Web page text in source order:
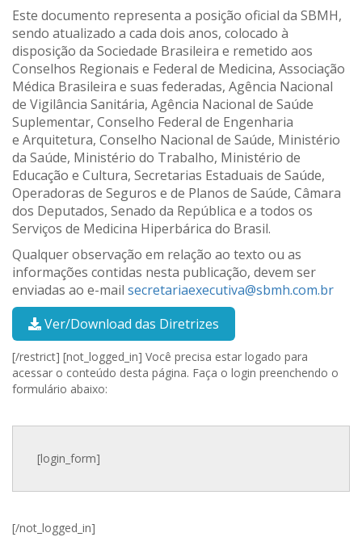
Este documento representa a posição oficial da SBMH,
sendo atualizado a cada dois anos, colocado à
disposição da Sociedade Brasileira e remetido aos
Conselhos Regionais e Federal de Medicina, Associação
Médica Brasileira e suas federadas, Agência Nacional
de Vigilância Sanitária, Agência Nacional de Saúde
Suplementar, Conselho Federal de Engenharia
e Arquitetura, Conselho Nacional de Saúde, Ministério
da Saúde, Ministério do Trabalho, Ministério de
Educação e Cultura, Secretarias Estaduais de Saúde,
Operadoras de Seguros e de Planos de Saúde, Câmara
dos Deputados, Senado da República e a todos os
Serviços de Medicina Hiperbárica do Brasil.
Qualquer observação em relação ao texto ou as
informações contidas nesta publicação, devem ser
enviadas ao e-mail secretariaexecutiva@sbmh.com.br
Ver/Download das Diretrizes
[/restrict] [not_logged_in] Você precisa estar logado para
acessar o conteúdo desta página. Faça o login preenchendo o
formulário abaixo:
[login_form]
[/not_logged_in]